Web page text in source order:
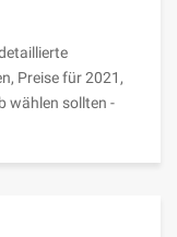
Preise für 2021,
wählen sollten -